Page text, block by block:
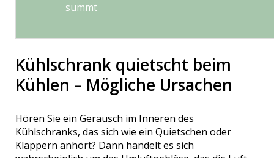
summt
Kühlschrank quietscht beim
Kühlen – Mögliche Ursachen
Hören Sie ein Geräusch im Inneren des
Kühlschranks, das sich wie ein Quietschen oder
Klappern anhört? Dann handelt es sich